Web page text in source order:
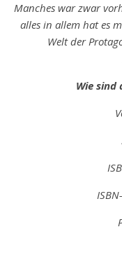
Manches war zwar
alles in allem hat es
Welt der
Wie sind